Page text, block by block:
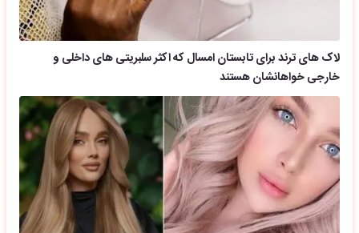
لاک های ترند برای تابستان امسال که اکثر سلبریتی های داخلی و
خارجی خواهانشان هستند